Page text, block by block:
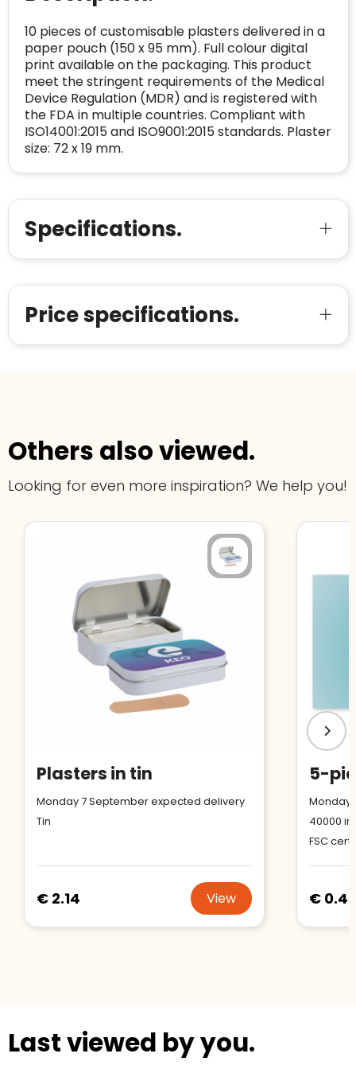
10 pieces of customisable plasters delivered in a
paper pouch (150 x 95 mm). Full colour digital
print available on the packaging. This product
meet the stringent requirements of the Medical
Device Regulation (MDR) and is registered with
the FDA in multiple countries. Compliant with
ISO14001:2015 and ISO9001:2015 standards. Plaster
size: 72 x 19 mm.
Specifications.
Price specifications.
Others also viewed.
Looking for even more inspiration? We help you!
Plasters in tin
Monday 7 September expected delivery
Tin
€ 2.14 View
Monday
40000 in
FSC
€
Last viewed by you.
Telefoonnummer:+32 479 88 00 36 Geverifieerd
E-
mailadres:
mia@linkkado.be Geverifieerd
BEDRIJFSGEGEVENS
Bedrijfsnaam:
onderneming:
Aantal werknemers: 1-10
starten
Trustindex controleert websites voortdurend
op veiligheidsproblemen.
Safe Browsing:geen probleem
gedetecteerd
Blacklist Geen site op de zwarte lijst
Geldig SSL-certificaat
Websites die consequent een hoog niveau
van klanttevredenheid handhaven en
voldoen aan een hoog niveau van
veiligheidsprotocol, kunnen Trustindex-
certificaat verkrijgen. Zoekt u bij het winkelen
naar de certificaten van Trustindex en koopt u
Meer informatie»
Voor bedrijven
Bouwt u vertrouwen op en verhoogt u uw
Meer informatie»